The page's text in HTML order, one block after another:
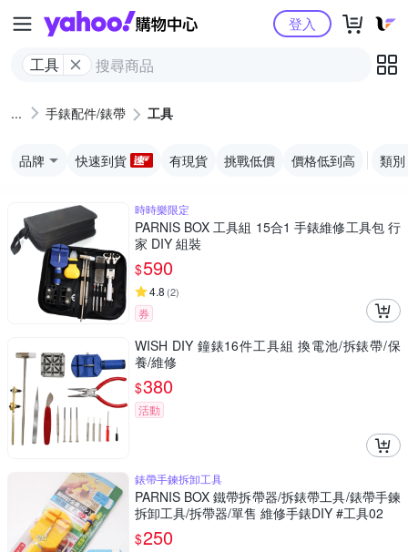
Yahoo購物中心
工具
登入
手錶配件/錶帶 工具
品牌 快速到貨 有現貨 挑戰低價 價格低到高 類別
時時樂限定
PARNIS BOX 工具組 15合1 手錶維修工具包 行
家 DIY 組裝
$590
4.8 (2)
券
WISH DIY 鐘錶16件工具組 換電池/拆錶帶/保
養/維修
$380
活動
錶帶手鍊拆卸工具
PARNIS BOX 鐵帶拆帶器/拆錶帶工具/錶帶手鍊
拆卸工具/拆帶器/單售 維修手錶DIY #工具02
$250